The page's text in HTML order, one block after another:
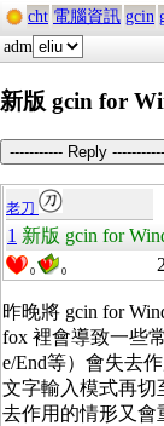
cht 電腦資訊 gcin
adm
新版 gcin for
----------- Reply -----------
老刀
1 新版 gcin for
0 0
昨晚將 gcin for
fox 裡會導致一些
e/End等）會失去
文字輸入模式再切
去作用的情形又會